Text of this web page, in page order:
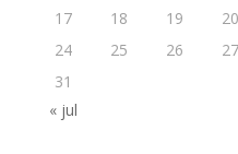
17
18 19 20
24
25 26 27
31
« jul